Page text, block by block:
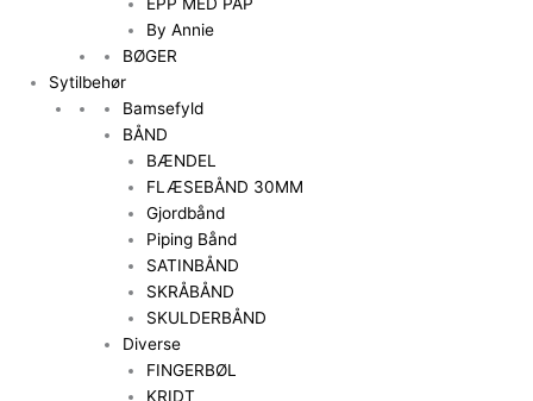
By Annie
BØGER
Sytilbehør
Bamsefyld
BÅND
BÆNDEL
FLÆSEBÅND 30MM
Gjordbånd
Piping Bånd
SATINBÅND
SKRÅBÅND
SKULDERBÅND
Diverse
FINGERBØL
KRIDT